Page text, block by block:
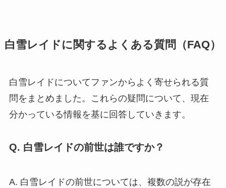
白雪レイドに関するよくある質問（FAQ）
白雪レイドについてファンからよく寄せられる質
問をまとめました。これらの疑問について、現在
分かっている情報を基に回答していきます。
Q. 白雪レイドの前世は誰ですか？
A. 白雪レイドの前世については、複数の説が存在